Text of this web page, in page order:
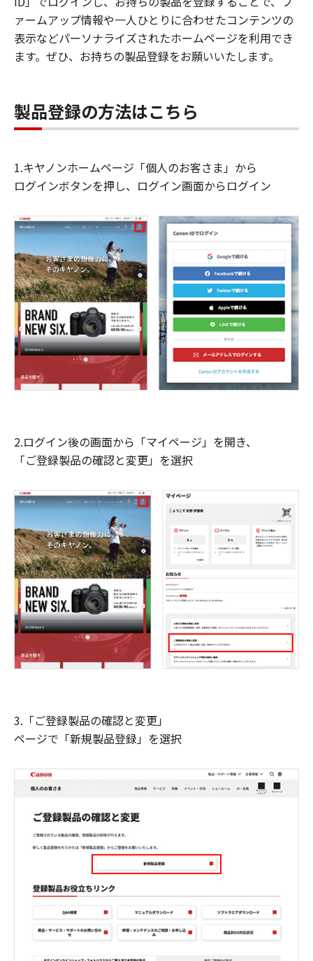
ァームアップ情報や一人ひとりに合わせたコンテンツの
表示などパーソナライズされたホームページを利用でき
ます。ぜひ、お持ちの製品登録をお願いいたします。
製品登録の方法はこちら
1.キヤノンホームページ「個人のお客さま」から
ログインボタンを押し、ログイン画面からログイン
2.ログイン後の画面から「マイページ」を開き、
「ご登録製品の確認と変更」を選択
3.「ご登録製品の確認と変更」
ページで「新規製品登録」を選択